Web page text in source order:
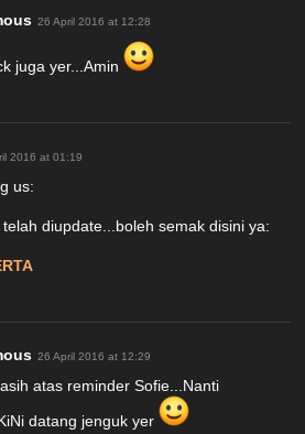
26 April 2016 at 12:28
juga yer...Amin
2016 at 01:19
us:
diupdate...boleh semak disini ya:
26 April 2016 at 12:29
atas reminder Sofie...Nanti
datang jenguk yer